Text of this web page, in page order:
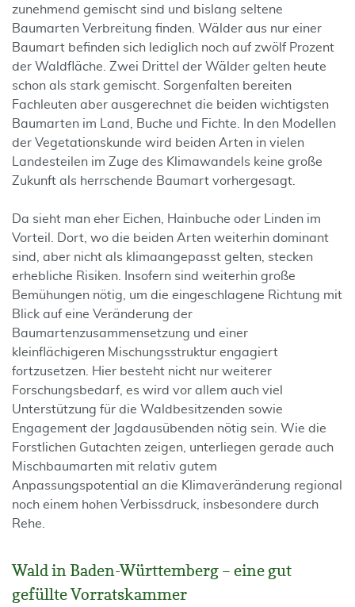
zunehmend gemischt sind und bislang seltene
Baumarten Verbreitung finden. Wälder aus nur einer
Baumart befinden sich lediglich noch auf zwölf Prozent
der Waldfläche. Zwei Drittel der Wälder gelten heute
schon als stark gemischt. Sorgenfalten bereiten
Fachleuten aber ausgerechnet die beiden wichtigsten
Baumarten im Land, Buche und Fichte. In den Modellen
der Vegetationskunde wird beiden Arten in vielen
Landesteilen im Zuge des Klimawandels keine große
Zukunft als herrschende Baumart vorhergesagt.
Da sieht man eher Eichen, Hainbuche oder Linden im
Vorteil. Dort, wo die beiden Arten weiterhin dominant
sind, aber nicht als klimaangepasst gelten, stecken
erhebliche Risiken. Insofern sind weiterhin große
Bemühungen nötig, um die eingeschlagene Richtung mit
Blick auf eine Veränderung der
Baumartenzusammensetzung und einer
kleinflächigeren Mischungsstruktur engagiert
fortzusetzen. Hier besteht nicht nur weiterer
Forschungsbedarf, es wird vor allem auch viel
Unterstützung für die Waldbesitzenden sowie
Engagement der Jagdausübenden nötig sein. Wie die
Forstlichen Gutachten zeigen, unterliegen gerade auch
Mischbaumarten mit relativ gutem
Anpassungspotential an die Klimaveränderung regional
noch einem hohen Verbissdruck, insbesondere durch
Rehe.
Wald in Baden-Württemberg – eine gut
gefüllte Vorratskammer